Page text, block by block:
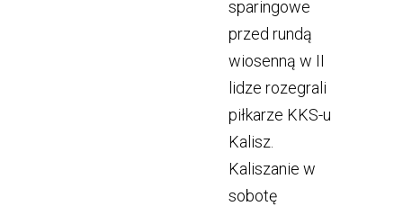
sparingowe
przed rundą
wiosenną w II
lidze rozegrali
piłkarze KKS-u
Kalisz.
Kaliszanie w
sobotę